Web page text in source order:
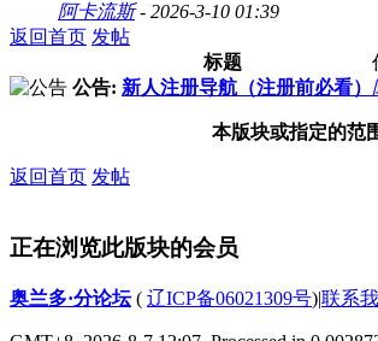
阿卡流斯- 2026-3-10 01:39
返回首页 发帖
标题
公告: 新人注册导航（注册前必看）
本版块或指定的范
返回首页 发帖
正在浏览此版块的会员
奥兰多·分论坛( 辽ICP备06021309号)|联系